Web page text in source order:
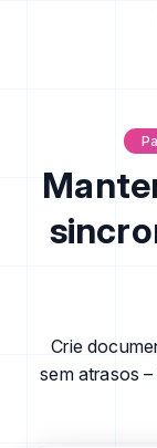
Crie
sem atrasos